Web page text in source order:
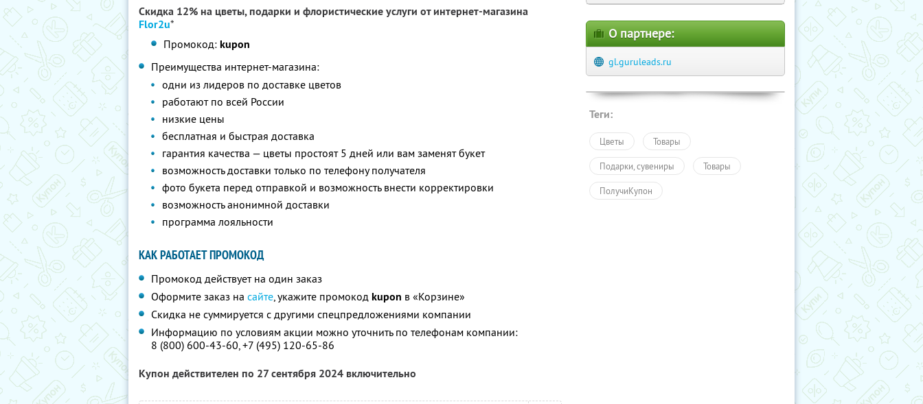
Скидка 12% на цветы, подарки и флористические услуги от интернет-магазина
Flor2u*
Промокод:kupon
Преимущества интернет-магазина:
одни из лидеров по доставке цветов
работают по всей России
низкие цены
бесплатная и быстрая доставка
гарантия качества — цветы простоят 5 дней или вам заменят букет
возможность доставки только по телефону получателя
фото букета перед отправкой и возможность внести корректировки
возможность анонимной доставки
программа лояльности
КАК РАБОТАЕТ ПРОМОКОД
Промокод действует на один заказ
Оформите заказ на сайте, укажите промокод kupon в «Корзине»
Скидка не суммируется с другими спецпредложениями компании
Информацию по условиям акции можно уточнить по телефонам компании:
8 (800) 600-43-60, +7 (495) 120-65-86
Купон действителен по 27 сентября 2024 включительно
О партнере:
gl.guruleads.ru
Теги:
Цветы Товары
Подарки, сувениры Товары
ПолучиКупон